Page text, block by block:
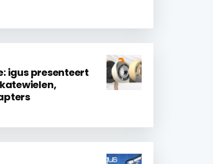
igus presenteert